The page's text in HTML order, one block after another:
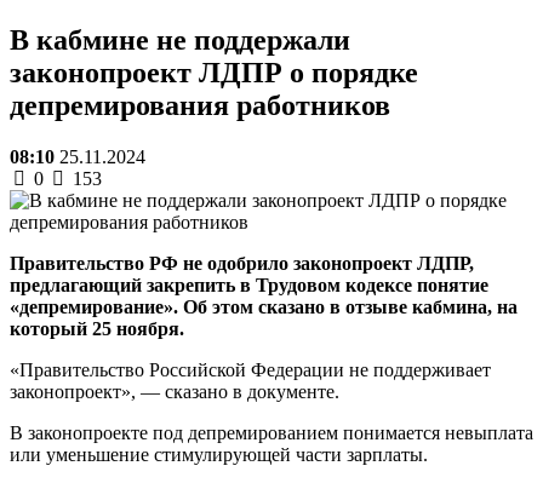
В кабмине не поддержали
законопроект ЛДПР о порядке
депремирования работников
08:10 25.11.2024
0
153
Правительство РФ не одобрило законопроект ЛДПР,
предлагающий закрепить в Трудовом кодексе понятие
«депремирование». Об этом сказано в отзыве кабмина, на
который 25 ноября.
«Правительство Российской Федерации не поддерживает
законопроект», — сказано в документе.
В законопроекте под депремированием понимается невыплата
или уменьшение стимулирующей части зарплаты.